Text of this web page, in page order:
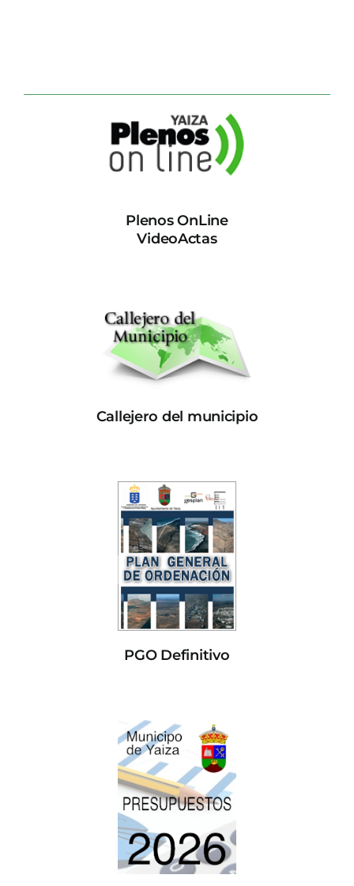
Plenos OnLine
VideoActas
Callejero del municipio
PGO Definitivo